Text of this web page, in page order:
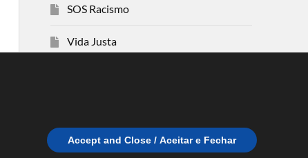
SOS Racismo
Vida Justa
Accept and Close / Aceitar e Fechar